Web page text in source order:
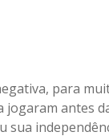
para
antes
sua